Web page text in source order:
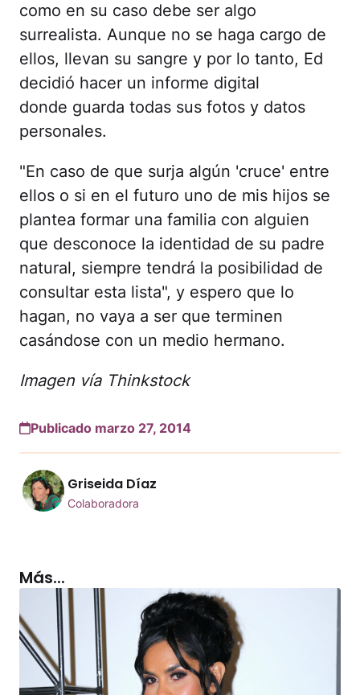
como en su caso debe ser algo
surrealista. Aunque no se haga cargo de
ellos, llevan su sangre y por lo tanto, Ed
decidió hacer un informe digital
donde guarda todas sus fotos y datos
personales.
"En caso de que surja algún 'cruce' entre
ellos o si en el futuro uno de mis hijos se
plantea formar una familia con alguien
que desconoce la identidad de su padre
natural, siempre tendrá la posibilidad de
consultar esta lista", y espero que lo
hagan, no vaya a ser que terminen
casándose con un medio hermano.
Imagen vía Thinkstock
Publicado marzo 27, 2014
Griseida Díaz
Colaboradora
Más...